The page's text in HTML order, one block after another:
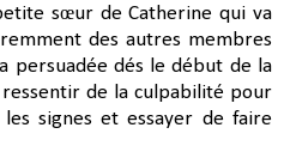
sœur de Catherine qui va
des autres membres
persuadée dés le début de la
de la culpabilité pour
signes et essayer de faire